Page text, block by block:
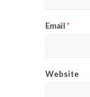
Email*
Website